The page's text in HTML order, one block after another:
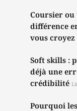
Coursier
différence
vous croyez
Soft skills :
déjà une
crédibilité
Pourquoi